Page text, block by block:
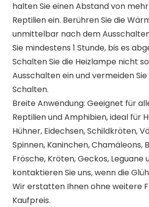
halten Sie einen Abstand von
Reptilien ein. Berühren Sie die
unmittelbar nach dem
Sie mindestens 1 Stunde, bis es
Schalten Sie die Heizlampe nicht
Ausschalten ein und vermeiden
Schalten.
Breite Anwendung: Geeignet für
Reptilien und Amphibien, ideal für
Hühner, Eidechsen, Schildkröten,
Spinnen, Kaninchen, Chamäleons,
Frösche, Kröten, Geckos, Leguane
kontaktieren Sie uns, wenn die
Wir erstatten Ihnen ohne weitere
Kaufpreis.